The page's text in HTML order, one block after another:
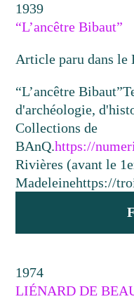
1939
“L’ancêtre Bibaut”
Article paru dans le
“L’ancêtre Bibaut”
d'archéologie,
Collections de
BAnQ.https://
Rivières (avant le
Madeleinehttps://
1974
LIÉNARD DE